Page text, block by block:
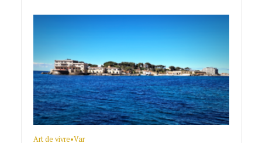
Art de vivre•Var